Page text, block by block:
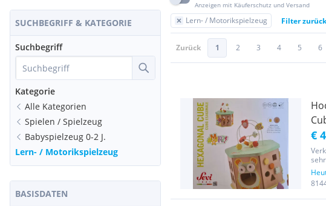
SUCHBEGRIFF & KATEGORIE
Suchbegriff
Kategorie
Alle Kategorien
Spielen / Spielzeug
Babyspielzeug 0-2 J.
Lern- / Motorikspielzeug
BASISDATEN
Anzeigen mit Käuferschutz und Versand
Lern- / Motorikspielzeug Filter
Zurück 1 2 3 4 5 6
€